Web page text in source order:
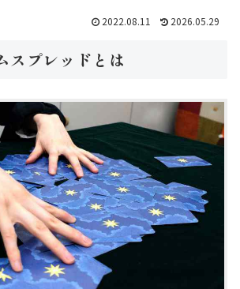
2022.08.11 2026.05.29
スプレッドとは